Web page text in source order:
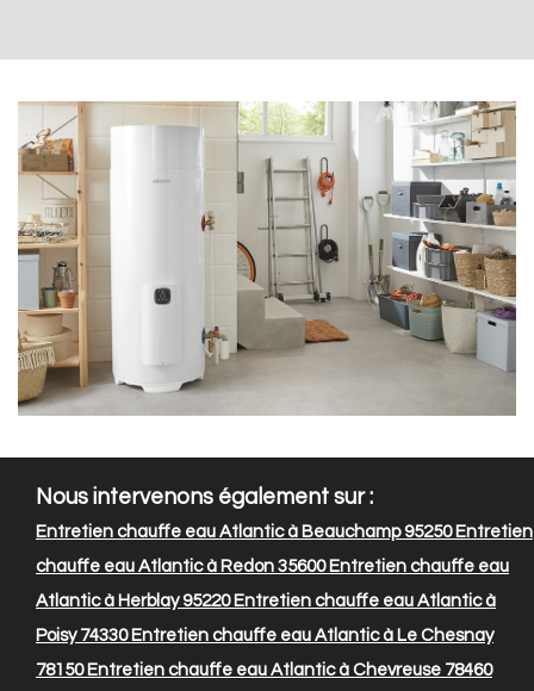
Nous intervenons également sur :
Entretien chauffe eau Atlantic à Beauchamp 95250Entretien
chauffe eau Atlantic à Redon 35600Entretien chauffe eau
Atlantic à Herblay 95220Entretien chauffe eau Atlantic à
Poisy 74330Entretien chauffe eau Atlantic à Le Chesnay
78150Entretien chauffe eau Atlantic à Chevreuse 78460